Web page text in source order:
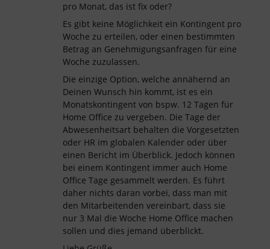
pro Monat, das ist fix oder?
Es gibt keine Möglichkeit ein Kontingent pro
Woche zu erteilen, oder einen bestimmten
Betrag an Genehmigungsanfragen für eine
Woche zuzulassen.
Die einzige Option, welche annähernd an
Deinen Wunsch hin kommt, ist es ein
Monatskontingent von bspw. 12 Tagen für
Home Office zu vergeben. Die Tage der
Abwesenheitsart behalten die Vorgesetzten
oder HR im globalen Kalender oder über
einen Bericht im Überblick. Jedoch können
bei einem Kontingent immer auch Home
Office Tage gesammelt werden. Es führt
daher nichts daran vorbei, dass man mit
den Mitarbeitenden vereinbart, dass sie
nur 3 Mal die Woche Home Office machen
sollen und dies jemand überblickt.